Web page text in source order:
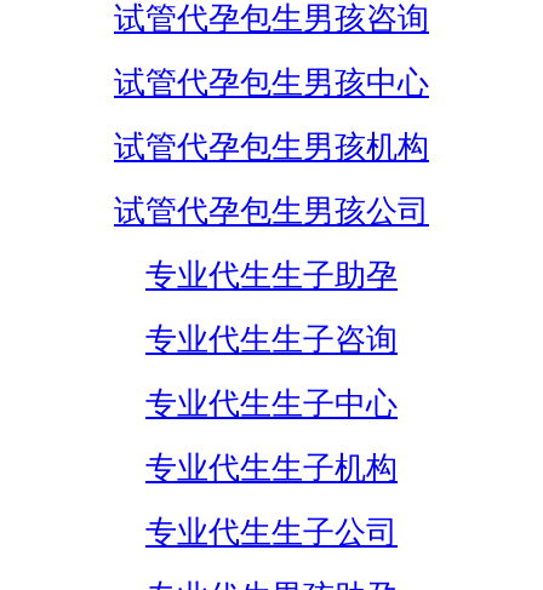
试管代孕包生男孩咨询
试管代孕包生男孩中心
试管代孕包生男孩机构
试管代孕包生男孩公司
专业代生生子助孕
专业代生生子咨询
专业代生生子中心
专业代生生子机构
专业代生生子公司